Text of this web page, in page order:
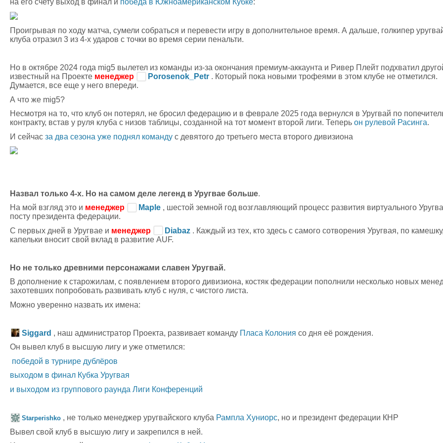
на его счету выход в финал и победа в Южноамериканском Кубке:
Проигрывая по ходу матча, сумели собраться и перевести игру в дополнительное время. А дальше, голкипер
клуба отразил 3 из 4-х ударов с точки во время серии пенальти.
Но в октябре 2024 года mig5 вылетел из команды из-за окончания премиум-аккаунта и Ривер Плейт подхватил
известный на Проекте менеджер Porosenok_Petr . Который пока новыми трофеями в этом клубе не отметился.
Думается, все еще у него впереди.
А что же mig5?
Несмотря на то, что клуб он потерял, не бросил федерацию и в феврале 2025 года вернулся в Уругвай по
контракту, встав у руля клуба с низов таблицы, созданной на тот момент второй лиги. Теперь он рулевой Расинга.
И сейчас за два сезона уже поднял команду с девятого до третьего места второго дивизиона
Назвал только 4-х. Но на самом деле легенд в Уругвае больше.
На мой взгляд это и менеджер Maple , шестой земной год возглавляющий процесс развития виртуального
посту президента федерации.
С первых дней в Уругвае и менеджер Diabaz . Каждый из тех, кто здесь с самого сотворения Уругвая, по
капельки вносит свой вклад в развитие AUF.
Но не только древними персонажами славен Уругвай.
В дополнение к старожилам, с появлением второго дивизиона, костяк федерации пополнили несколько новых
захотевших попробовать развивать клуб с нуля, с чистого листа.
Можно уверенно назвать их имена:
Siggard , наш администратор Проекта, развивает команду Пласа Колония со дня её рождения.
Он вывел клуб в высшую лигу и уже отметился:
победой в турнире дублёров
выходом в финал Кубка Уругвая
и выходом из группового раунда Лиги Конференций
Starperishko , не только менеджер уругвайского клуба Рампла Хуниорс, но и президент федерации КНР
Вывел свой клуб в высшую лигу и закрепился в ней.